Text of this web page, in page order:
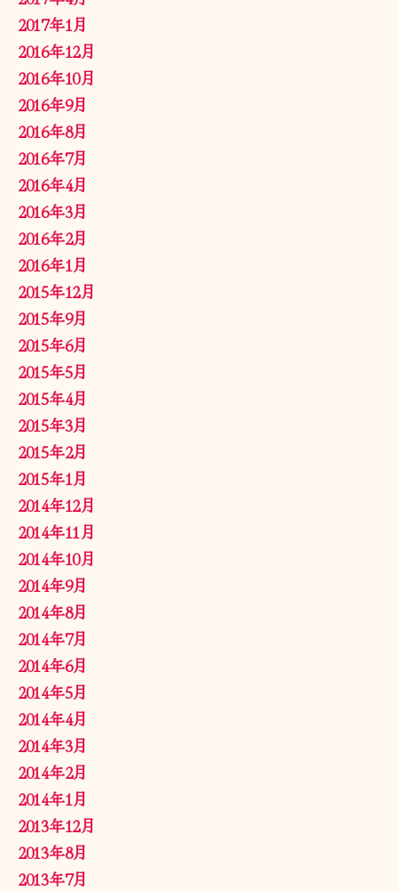
2017年1月
2016年12月
2016年10月
2016年9月
2016年8月
2016年7月
2016年4月
2016年3月
2016年2月
2016年1月
2015年12月
2015年9月
2015年6月
2015年5月
2015年4月
2015年3月
2015年2月
2015年1月
2014年12月
2014年11月
2014年10月
2014年9月
2014年8月
2014年7月
2014年6月
2014年5月
2014年4月
2014年3月
2014年2月
2014年1月
2013年12月
2013年8月
2013年7月